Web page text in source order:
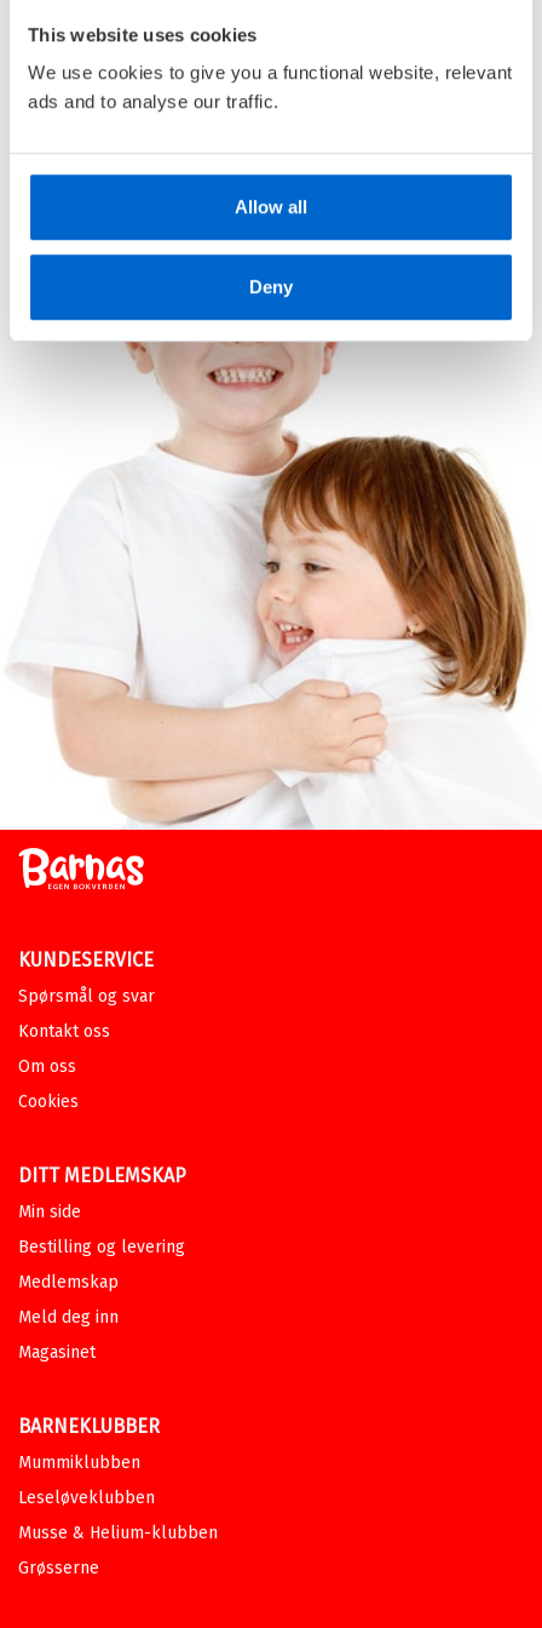
This website uses cookies
We use cookies to give you a functional website, relevant
ads and to analyse our traffic.
Allow all
Deny
KUNDESERVICE
Spørsmål og svar
Kontakt oss
Om oss
Cookies
DITT MEDLEMSKAP
Min side
Bestilling og levering
Medlemskap
Meld deg inn
Magasinet
BARNEKLUBBER
Mummiklubben
Leseløveklubben
Musse & Helium-klubben
Grøsserne